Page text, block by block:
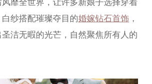
靡全世界，让许多新娘子选择穿着
纱搭配璀璨夺目的婚嫁钻石首饰 ，
洁无暇的光芒，自然聚焦所有人的